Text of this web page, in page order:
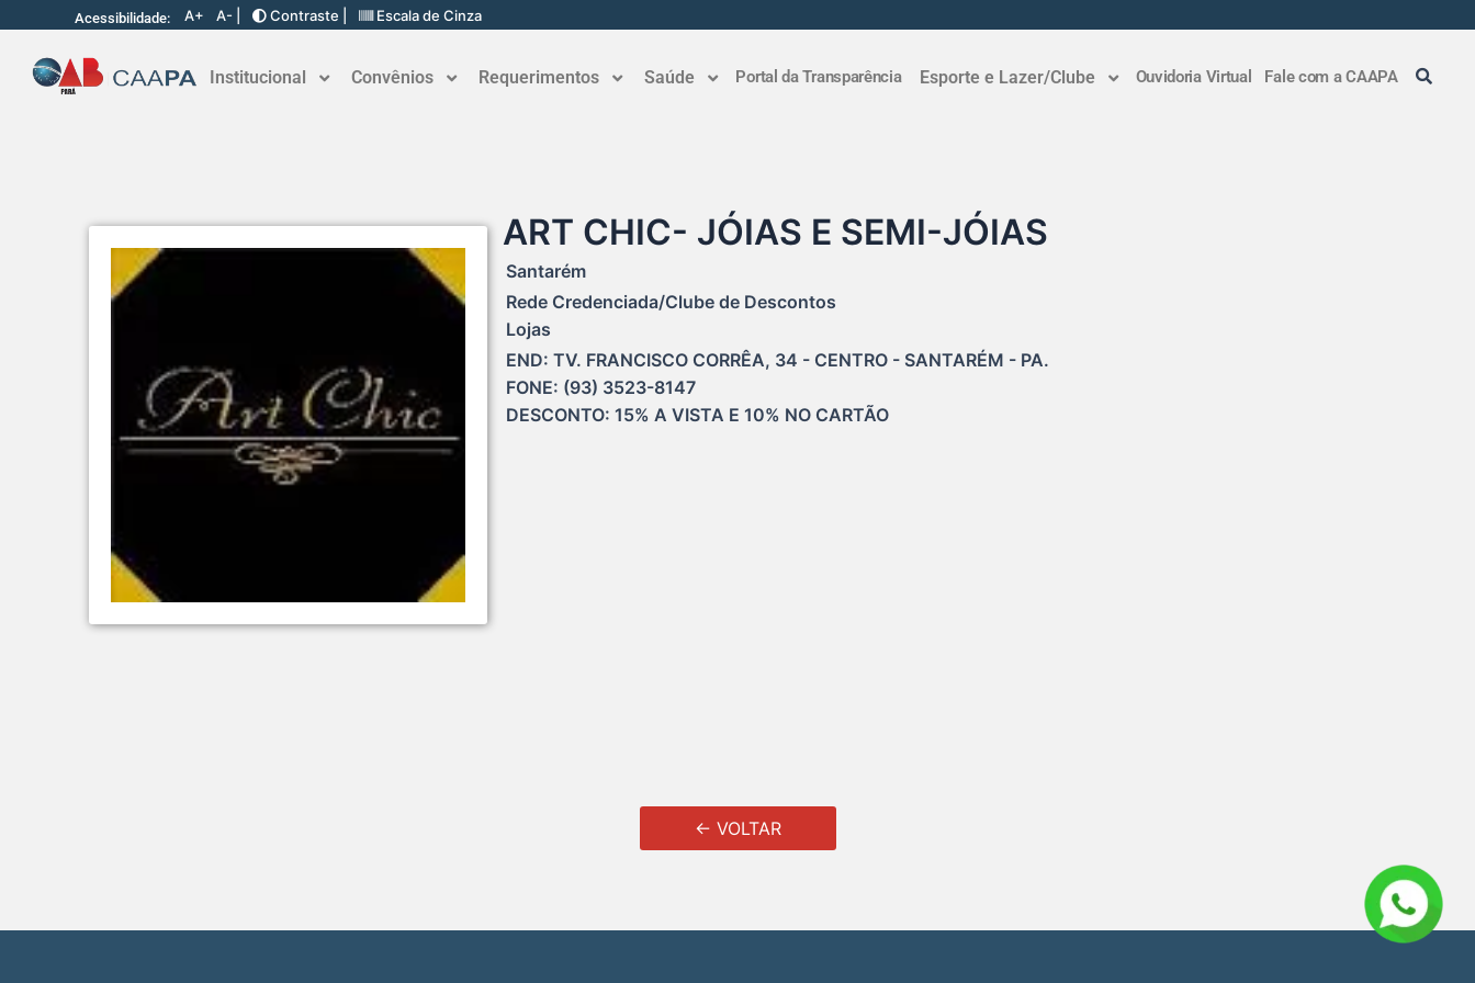
Acessibilidade: A+ A- | Contraste | Escala de Cinza
Institucional Convênios Requerimentos Saúde Portal da Transparência Esporte e Lazer/Clube Ouvidoria Virtual Fale com a CAAPA
ART CHIC- JÓIAS E SEMI-JÓIAS
Santarém
Rede Credenciada/Clube de Descontos
Lojas
END: TV. FRANCISCO CORRÊA, 34 - CENTRO - SANTARÉM - PA.
FONE: (93) 3523-8147
DESCONTO: 15% A VISTA E 10% NO CARTÃO
← VOLTAR